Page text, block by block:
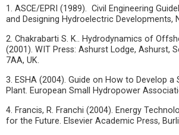
1. ASCE/EPRI (1989). Civil Engineering
and Designing Hydroelectric Developments,
2. Chakrabarti S. K.. Hydrodynamics of
(2001). WIT Press: Ashurst Lodge, Ashurst,
7AA, UK.
3. ESHA (2004). Guide on How to Develop a
Plant. European Small Hydropower
4. Francis, R. Franchi (2004). Energy
for the Future. Elsevier Academic Press,